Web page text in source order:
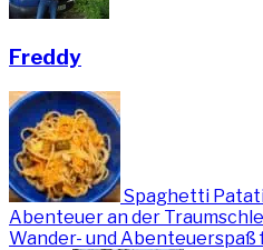
Freddy
Spaghetti
Abenteuer an der
Wander- und Abenteuerspaß